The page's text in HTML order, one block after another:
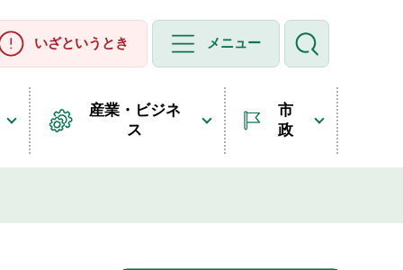
いざというとき メニュー
産業・ビジネ
ス
市
政